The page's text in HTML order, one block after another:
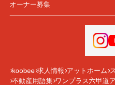
オーナー募集
koobee 求人情報 アットホーム
不動産用語集 ワンプラス六甲道